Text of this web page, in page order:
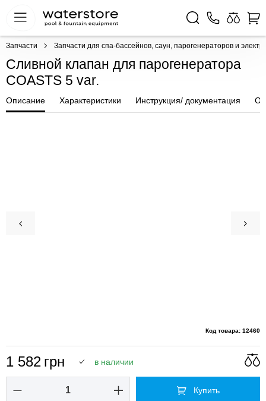
Запчасти Запчасти для спа-бассейнов, саун, парогенераторов и
Сливной клапан для парогенератора
COASTS 5 var.
Описание Характеристики Инструкция/ документация
Код товара: 12460
1 582 грн в наличии
Купить